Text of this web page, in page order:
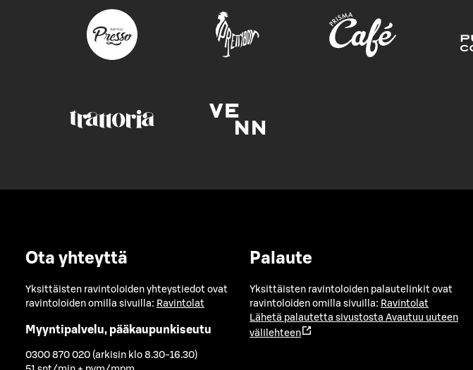
Ota yhteyttä
Yksittäisten ravintoloiden yhteystiedot ovat
ravintoloiden omilla sivuilla: Ravintolat
Myyntipalvelu, pääkaupunkiseutu
0300 870 020 (arkisin klo 8.30-16.30)
Palaute
Yksittäisten ravintoloiden palautelinkit ovat
ravintoloiden omilla sivuilla: Ravintolat
Lähetä palautetta sivustosta Avautuu uuteen
välilehteen